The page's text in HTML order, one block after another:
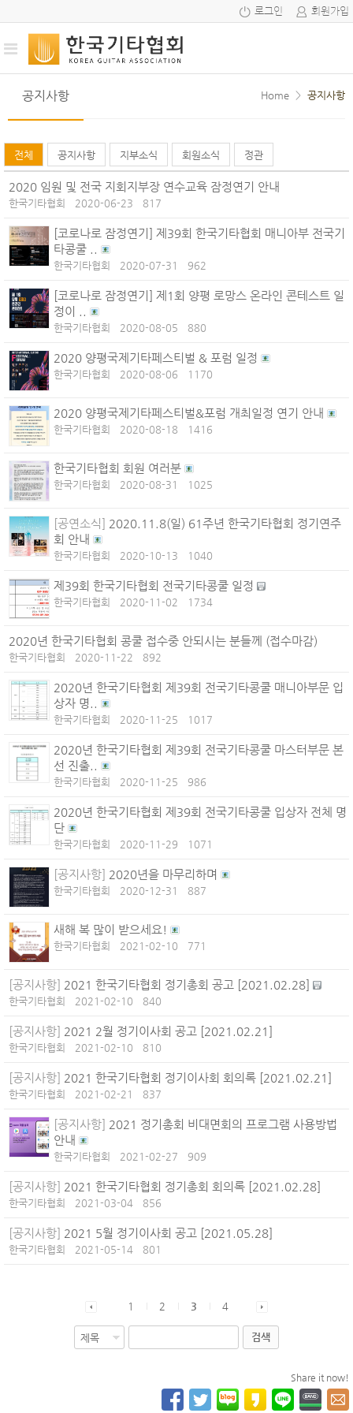
로그인 회원가입
공지사항 Home > 공지사항
전체 공지사항 지부소식 회원소식 정관
2020 임원 및 전국 지회지부장 연수교육 잠정연기 안내
한국기타협회 2020-06-23 817
[코로나로 잠정연기] 제39회 한국기타협회 매니아부 전국기
타콩쿨 ..
한국기타협회 2020-07-31 962
[코로나로 잠정연기] 제1회 양평 로망스 온라인 콘테스트 일
정이 ..
한국기타협회 2020-08-05 880
2020 양평국제기타페스티벌 & 포럼 일정
한국기타협회 2020-08-06 1170
2020 양평국제기타페스티벌&포럼 개최일정 연기 안내
한국기타협회 2020-08-18 1416
한국기타협회 회원 여러분
한국기타협회 2020-08-31 1025
[공연소식] 2020.11.8(일) 61주년 한국기타협회 정기연주
회 안내
한국기타협회 2020-10-13 1040
제39회 한국기타협회 전국기타콩쿨 일정
한국기타협회 2020-11-02 1734
2020년 한국기타협회 콩쿨 접수중 안되시는 분들께 (접수마감)
한국기타협회 2020-11-22 892
2020년 한국기타협회 제39회 전국기타콩쿨 매니아부문 입
상자 명..
한국기타협회 2020-11-25 1017
2020년 한국기타협회 제39회 전국기타콩쿨 마스터부문 본
선 진출..
한국기타협회 2020-11-25 986
2020년 한국기타협회 제39회 전국기타콩쿨 입상자 전체 명
단
한국기타협회 2020-11-29 1071
[공지사항] 2020년을 마무리하며
한국기타협회 2020-12-31 887
새해 복 많이 받으세요!
한국기타협회 2021-02-10 771
[공지사항] 2021 한국기타협회 정기총회 공고 [2021.02.28]
한국기타협회 2021-02-10 840
[공지사항] 2021 2월 정기이사회 공고 [2021.02.21]
한국기타협회 2021-02-10 810
[공지사항] 2021 한국기타협회 정기이사회 회의록 [2021.02.21]
한국기타협회 2021-02-21 837
[공지사항] 2021 정기총회 비대면회의 프로그램 사용방법
안내
한국기타협회 2021-02-27 909
[공지사항] 2021 한국기타협회 정기총회 회의록 [2021.02.28]
한국기타협회 2021-03-04 856
[공지사항] 2021 5월 정기이사회 공고 [2021.05.28]
한국기타협회 2021-05-14 801
1 2 3 4
검색
Share it now!